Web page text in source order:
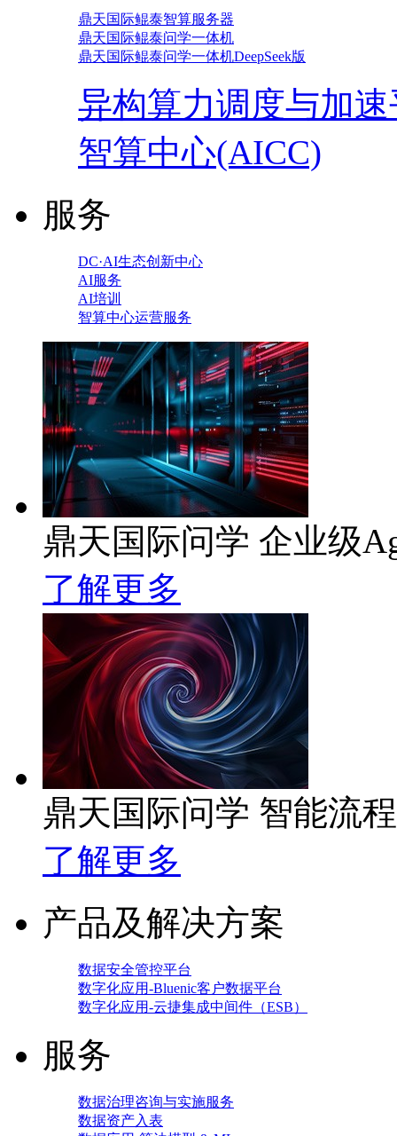
鼎天国际鲲泰智算服务器
鼎天国际鲲泰问学一体机
鼎天国际鲲泰问学一体机DeepSeek版
异构算力调度与加
智算中心(AICC)
服务
DC·AI生态创新中心
AI服务
AI培训
智算中心运营服务
鼎天国际问学 企业级
了解更多
鼎天国际问学 智能流
了解更多
产品及解决方案
数据安全管控平台
数字化应用-Bluenic客户数据平台
数字化应用-云捷集成中间件（ESB）
服务
数据治理咨询与实施服务
数据资产入表